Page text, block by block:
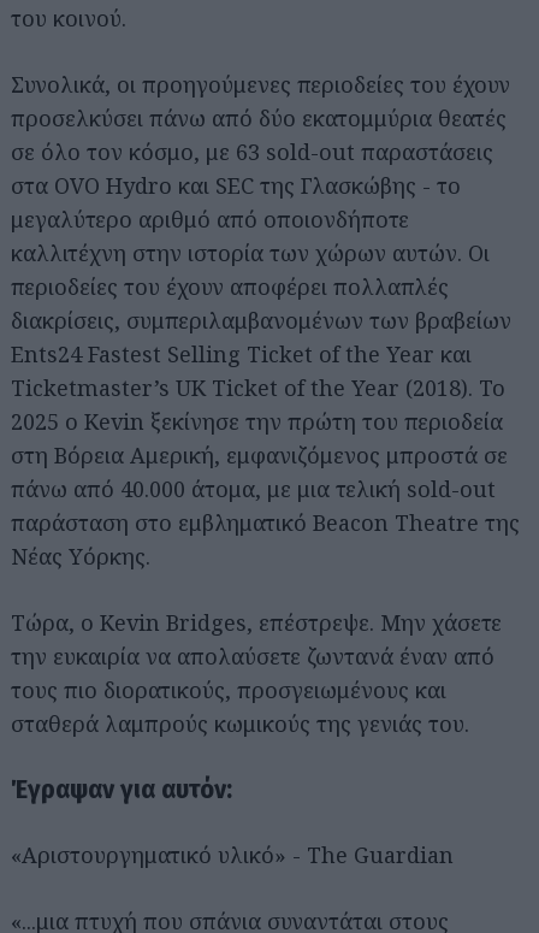
του κοινού.
Συνολικά, οι προηγούμενες περιοδείες του έχουν
προσελκύσει πάνω από δύο εκατομμύρια θεατές
σε όλο τον κόσμο, με 63 sold-out παραστάσεις
στα OVO Hydro και SEC της Γλασκώβης - το
μεγαλύτερο αριθμό από οποιονδήποτε
καλλιτέχνη στην ιστορία των χώρων αυτών. Οι
περιοδείες του έχουν αποφέρει πολλαπλές
διακρίσεις, συμπεριλαμβανομένων των βραβείων
Ents24 Fastest Selling Ticket of the Year και
Ticketmaster’s UK Ticket of the Year (2018). Το
2025 ο Kevin ξεκίνησε την πρώτη του περιοδεία
στη Βόρεια Αμερική, εμφανιζόμενος μπροστά σε
πάνω από 40.000 άτομα, με μια τελική sold-out
παράσταση στο εμβληματικό Beacon Theatre της
Νέας Υόρκης.
Τώρα, ο Kevin Bridges, επέστρεψε. Μην χάσετε
την ευκαιρία να απολαύσετε ζωντανά έναν από
τους πιο διορατικούς, προσγειωμένους και
σταθερά λαμπρούς κωμικούς της γενιάς του.
Έγραψαν για αυτόν:
«Αριστουργηματικό υλικό» - The Guardian
«...μια πτυχή που σπάνια συναντάται στους